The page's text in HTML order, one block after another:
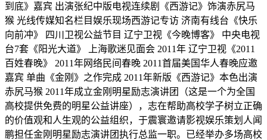
到底》嘉宾 出演张纪中版电视连续剧《西游记》饰演赤尻马
猴 光线传媒知名栏目娱乐现场西游记专访 济南有线台《快乐
向前冲》 四川卫视公益节目 辽宁卫视《今晚博客》 中央电视
台7套《阳光大道》 上海歌迷见面会 2011年 辽宁卫视《2011
百姓春晚》 2011年网络民间春晚 2011首届美国华人春晚应邀
嘉宾 单曲《金刚》之作完成 2011年新版《西游记》本色出演
赤尻马猴 2011年成立金刚明星励志演讲团（这是一个为全国
高校提供免费的明星公益讲座），志在帮助高校学子树立正确
的价值观和人生观的公益组织，于震寰邀请影视娱乐策划人闻
鹏担任金刚明星励志演讲团执行总监一职。已经举办多场高校